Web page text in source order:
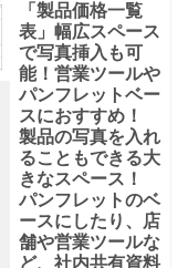
「製品価格一覧
表」幅広スペース
で写真挿入も可
能！営業ツールや
パンフレットベー
スにおすすめ！
製品の写真を入れ
ることもできる大
きなスペース！
パンフレットのベ
ースにしたり、店
舗や営業ツールな
ど、社内共有資料